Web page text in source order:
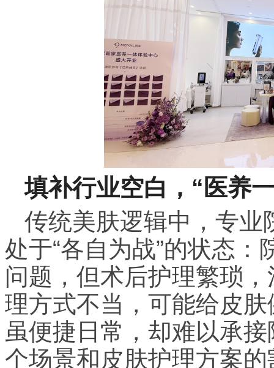
填补行业空白，“医养
传统美肤逻辑中，专业
处于“各自为战”的状态
问题，但术后护理繁琐
理方式不当，可能给皮
虽便捷日常，却难以承
个场景和皮肤护理方案